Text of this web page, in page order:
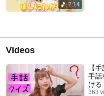
2:14
Videos
【
手話
ける
363